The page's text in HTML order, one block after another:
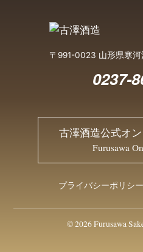
〒991-0023 山形県寒
0237-
古澤酒造公式オ
Furusawa
プライバシーポリシー
© 2026 Furusawa